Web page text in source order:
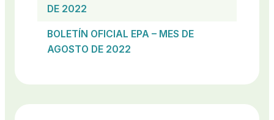
DE 2022
BOLETÍN OFICIAL EPA – MES DE
AGOSTO DE 2022